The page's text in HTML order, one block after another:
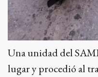
Una unidad del
lugar y procedió al